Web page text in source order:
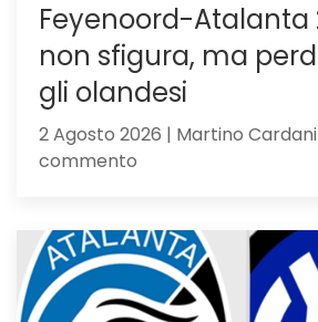
Feyenoord-Atalanta
non sfigura, ma
gli olandesi
2 Agosto 2026 | Martino
commento
2-
1:
la